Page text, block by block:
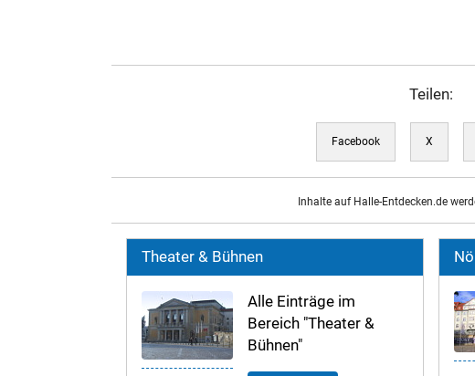
Teilen:
Facebook X
Inhalte auf Halle-Entdecken.de
Theater & Bühnen
Alle Einträge im
Bereich "Theater &
Bühnen"